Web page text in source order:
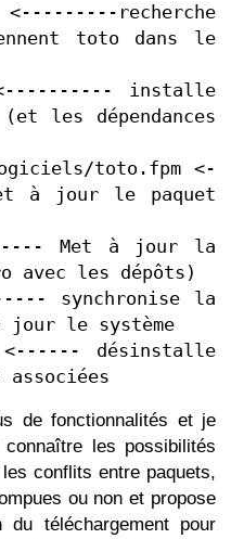
toto dans le
les dépendances
à jour le paquet
avec les dépôts)
jour le système
de fonctionnalités et je
les possibilités
conflits entre paquets,
ou non et propose
du téléchargement pour